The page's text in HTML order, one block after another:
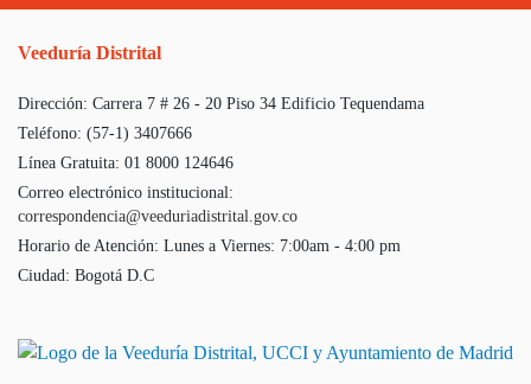
Veeduría Distrital
Dirección: Carrera 7 # 26 - 20 Piso 34 Edificio Tequendama
Teléfono: (57-1) 3407666
Línea Gratuita: 01 8000 124646
Correo electrónico institucional:
correspondencia@veeduriadistrital.gov.co
Horario de Atención: Lunes a Viernes: 7:00am - 4:00 pm
Ciudad: Bogotá D.C